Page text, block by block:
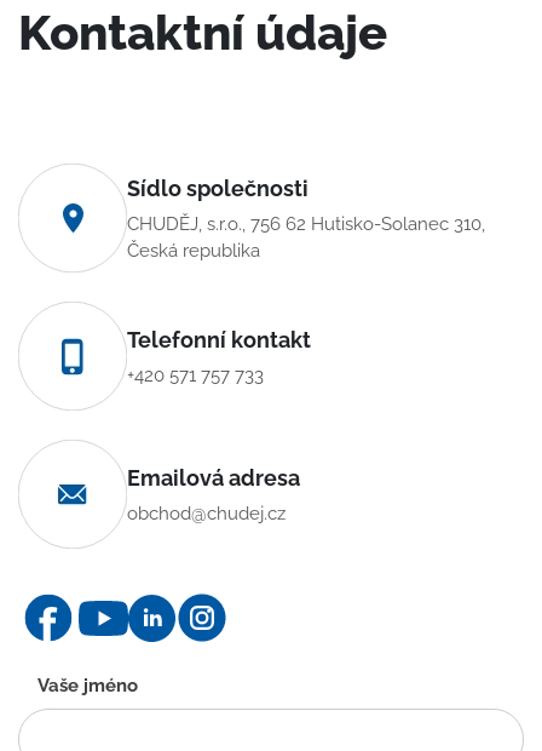
Kontaktní údaje
Sídlo společnosti
CHUDĚJ, s.r.o., 756 62 Hutisko-Solanec 310,
Česká republika
Telefonní kontakt
+420 571 757 733
Emailová adresa
obchod@chudej.cz
Kontaktní
formulář
-
Vaše jméno